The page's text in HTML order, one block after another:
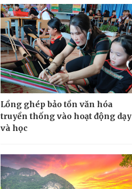
Lồng ghép bảo tồn văn hóa
truyền thống vào hoạt động dạy
và học